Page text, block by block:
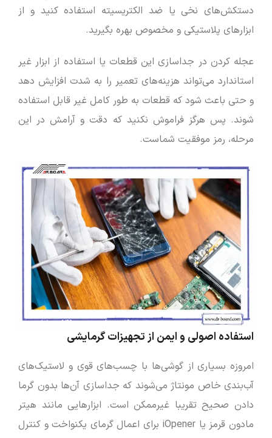
دستکش‌های نخی یا ضد الکتریسیته استفاده کنید و از
ابزارهای پلاستیکی و مخصوص بهره بگیرید.
عجله کردن در جداسازی این قطعات یا استفاده از ابزار غیر
استاندارد می‌تواند هزینه‌های تعمیر را به شدت افزایش دهد
و حتی باعث شود که قطعات به طور کامل غیر قابل استفاده
شوند. پس هرگز فراموش نکنید که دقت و آرامش در این
مرحله، رمز موفقیت شماست.
استفاده اصولی و ایمن از تجهیزات گرمایشی
امروزه بسیاری از گوشی‌ها با چسب‌های قوی و لاستیک‌های
آب‌بندی خاص مونتاژ می‌شوند که جداسازی آن‌ها بدون گرما
دادن صحیح تقریبا غیرممکن است. ابزارهایی مانند هیتر
مادون قرمز یا iOpener برای اعمال گرمای یکنواخت و کنترل